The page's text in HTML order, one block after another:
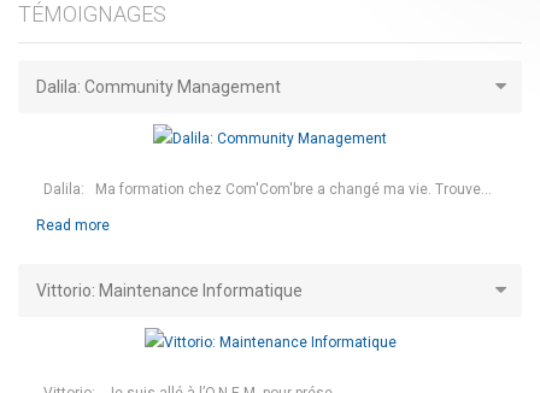
TÉMOIGNAGES
Dalila: Community Management
Dalila: Ma formation chez Com'Com'bre a changé ma vie. Trouve...
Read more
Vittorio: Maintenance Informatique